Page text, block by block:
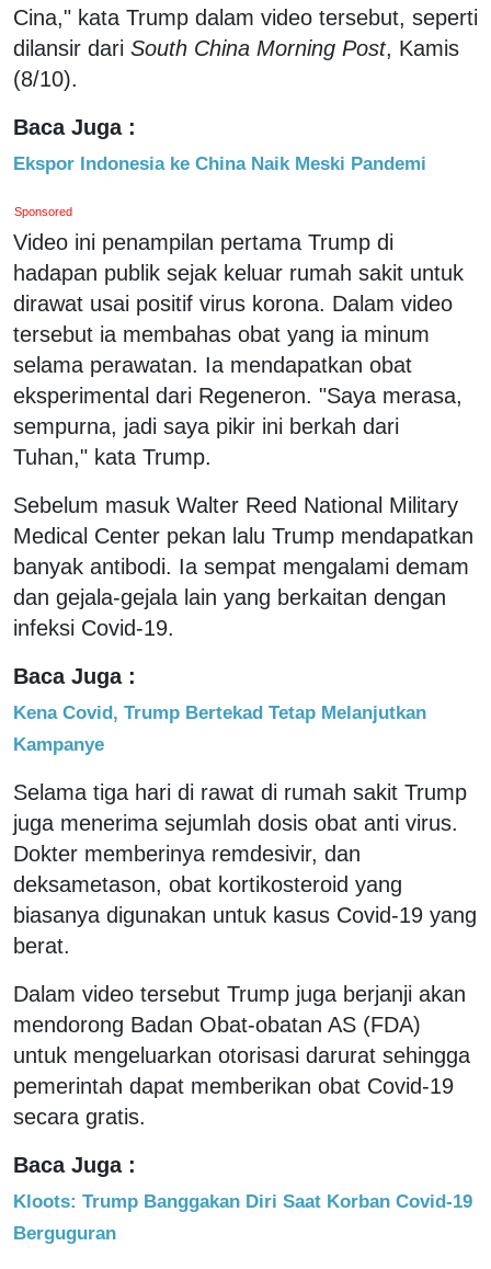
Cina," kata Trump dalam video tersebut, seperti
dilansir dari South China Morning Post, Kamis
(8/10).
Baca Juga :
Ekspor Indonesia ke China Naik Meski Pandemi
Sponsored
Video ini penampilan pertama Trump di
hadapan publik sejak keluar rumah sakit untuk
dirawat usai positif virus korona. Dalam video
tersebut ia membahas obat yang ia minum
selama perawatan. Ia mendapatkan obat
eksperimental dari Regeneron. "Saya merasa,
sempurna, jadi saya pikir ini berkah dari
Tuhan," kata Trump.
Sebelum masuk Walter Reed National Military
Medical Center pekan lalu Trump mendapatkan
banyak antibodi. Ia sempat mengalami demam
dan gejala-gejala lain yang berkaitan dengan
infeksi Covid-19.
Baca Juga :
Kena Covid, Trump Bertekad Tetap Melanjutkan
Kampanye
Selama tiga hari di rawat di rumah sakit Trump
juga menerima sejumlah dosis obat anti virus.
Dokter memberinya remdesivir, dan
deksametason, obat kortikosteroid yang
biasanya digunakan untuk kasus Covid-19 yang
berat.
Dalam video tersebut Trump juga berjanji akan
mendorong Badan Obat-obatan AS (FDA)
untuk mengeluarkan otorisasi darurat sehingga
pemerintah dapat memberikan obat Covid-19
secara gratis.
Baca Juga :
Kloots: Trump Banggakan Diri Saat Korban Covid-19
Berguguran